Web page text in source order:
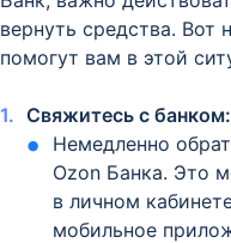
вернуть средства. Вот
помогут вам в этой
Свяжитесь с банком:
Немедленно
Ozon Банка. Это
в личном
мобильное